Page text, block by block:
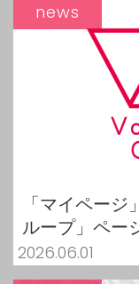
「マイペー
ループ」ペー
2026.06.01
news